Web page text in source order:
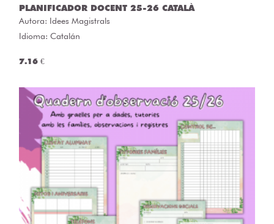
PLANIFICADOR DOCENT 25-26 CATALÀ
Autora: Idees Magistrals
Idioma: Catalán
7.16 €